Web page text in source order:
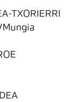
TXORIERRI
Mungia